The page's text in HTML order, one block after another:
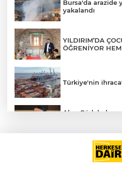
Bursa'da arazide
yakalandı
YILDIRIM’DA
ÖĞRENİYOR
Türkiye'nin
Akın Gürlek
Kağıthane'de
ele geçirildi